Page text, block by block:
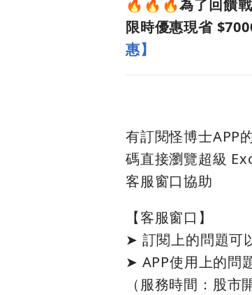
🔥🔥🔥為了回饋
限時優惠現省
惠】
有訂閱怪博士APP
碼直接瀏覽超級
客服窗口協助
【客服窗口】
➤ 訂閱上的問題可
➤ APP使用上的問
（服務時間：股市